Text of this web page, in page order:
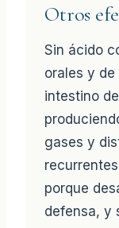
Otros
Sin ácido
orales y
intestino
gases y
porque
defensa, y